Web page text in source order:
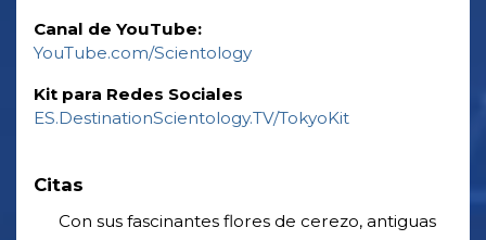
Canal de YouTube:
YouTube.com/Scientology
Kit para Redes Sociales
ES.DestinationScientology.TV/TokyoKit
Citas
Con sus fascinantes flores de cerezo, antiguas